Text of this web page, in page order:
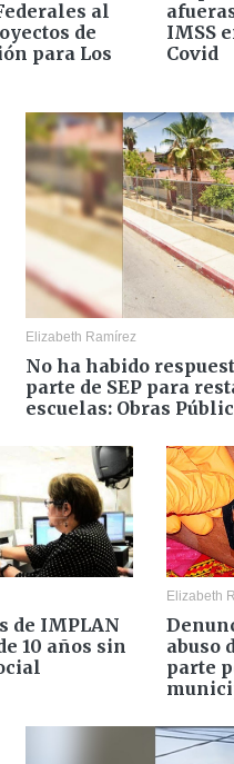
al
de
para Los
IMSS
Covid
Elizabeth Ramírez
No ha habido
parte de SEP para
escuelas: Obras
de IMPLAN
10 años sin
Elizabeth
abuso
parte